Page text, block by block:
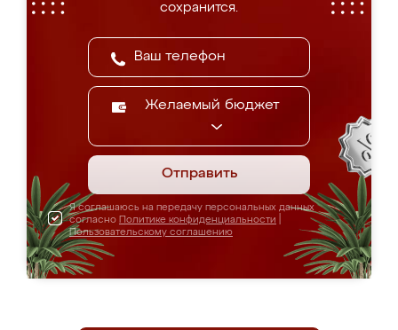
сохранится.
Желаемый бюджет
Отправить
Я соглашаюсь на передачу персональных данных
согласно Политике конфиденциальности
Пользовательскому соглашению